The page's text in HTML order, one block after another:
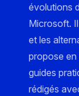
évolutions
Microsoft.
et les
propose en
guides
rédigés